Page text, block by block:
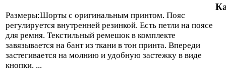
Размеры:Шорты с оригинальным принтом. Пояс
регулируется внутренней резинкой. Есть петли на поясе
для ремня. Текстильный ремешок в комплекте
завязывается на бант из ткани в тон принта. Впереди
застегивается на молнию и удобную застежку в виде
кнопки. ...